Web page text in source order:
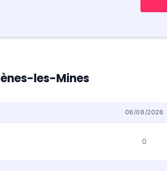
les-Mines
06/08/2026
0